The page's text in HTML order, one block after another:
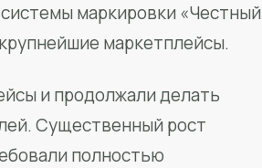
маркировки «Честный
маркетплейсы.
и продолжали делать
Существенный рост
полностью